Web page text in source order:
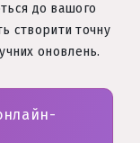
до вашого
створити точну
оновлень.